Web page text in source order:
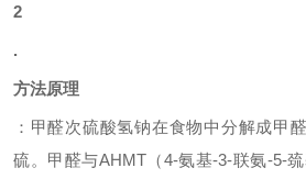
2
.
方法原理
：甲醛次硫酸氢钠在食物中分解成甲
硫。甲醛与AHMT（4-氨基-3-联氨-5-